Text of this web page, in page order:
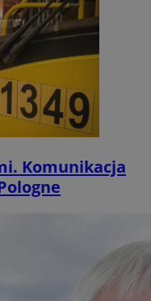
Komunikacja